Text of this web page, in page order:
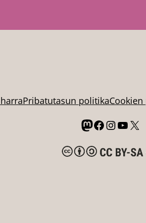
Pribatutasun politika
Mastodon
Facebook
X